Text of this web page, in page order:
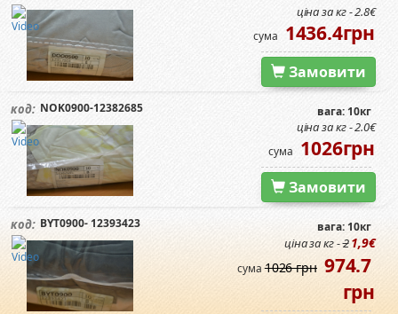
ціна за кг - 2.8€
сума 1436.4грн
Замовити
код: NOK0900-12382685 вага: 10кг
ціна за кг - 2.0€
сума 1026грн
Замовити
код: BYT0900- 12393423 вага: 10кг
ціна за кг -21,9€
сума1026 грн 974.7
грн